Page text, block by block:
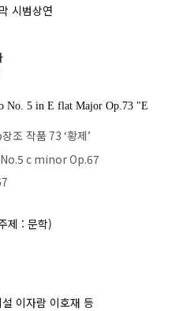
시범상연
No. 5 in E flat Major Op.73 "E
장조 작품 73 ‘황제’
c minor Op.67
제 : 문학)
이자람 이호재 등